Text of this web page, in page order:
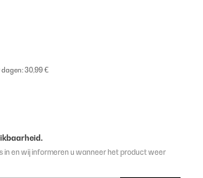
dagen:30,99 €
in en wij informeren u wanneer het product weer